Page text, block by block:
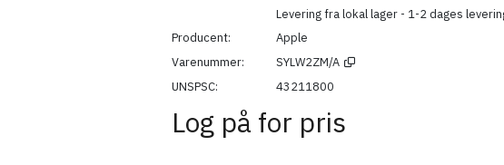
Levering fra lokal lager - 1-2 dages
Producent
Apple
Varenummer
SYLW2ZM/A
UNSPSC
43211800
Log på for pris